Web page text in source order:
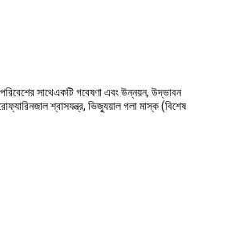
সাথেএকটি গবেষণা এবং উন্নয়ন, উদ্ভাবন
শ্বাসযন্ত্র, ভিজ্যুয়াল গলা মাস্ক (বিশেষ